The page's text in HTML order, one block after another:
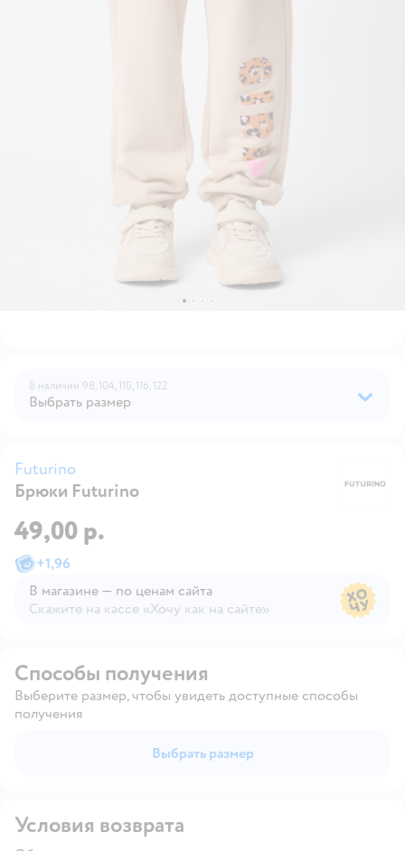
В наличии 98, 104, 110, 116, 122
Выбрать размер
Futurino
Брюки Futurino
49,00 р.
+1,96
В магазине — по ценам сайта
Скажите на кассе «Хочу как на сайте»
Способы получения
Выберите размер, чтобы увидеть доступные способы
получения
Выбрать размер
Условия возврата